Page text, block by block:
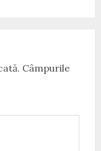
Câmpurile